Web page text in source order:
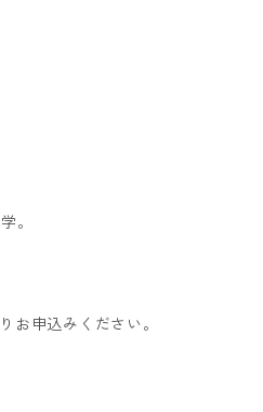
。
お申込みください。